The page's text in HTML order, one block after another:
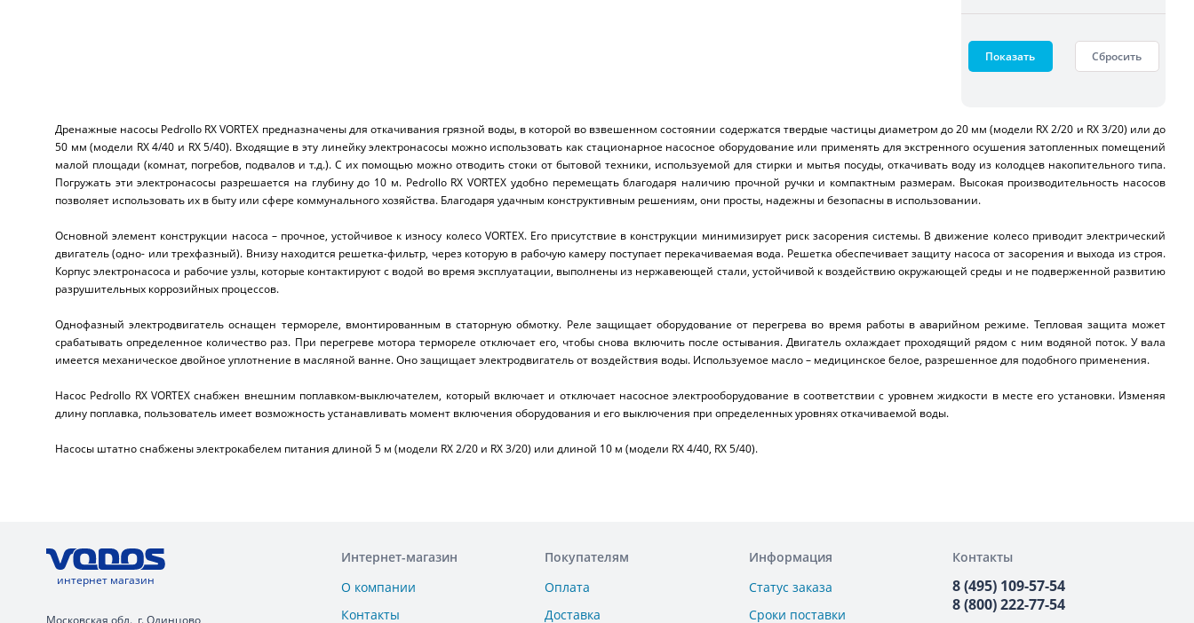
Показать Сбросить
Дренажные насосы Pedrollo RX VORTEX предназначены для откачивания грязной воды, в которой во взвешенном состоянии содержатся твердые частицы диаметром до 20 мм (модели RX 2/20 и RX 3/20) или до
50 мм (модели RX 4/40 и RX 5/40). Входящие в эту линейку электронасосы можно использовать как стационарное насосное оборудование или применять для экстренного осушения затопленных помещений
малой площади (комнат, погребов, подвалов и т.д.). С их помощью можно отводить стоки от бытовой техники, используемой для стирки и мытья посуды, откачивать воду из колодцев накопительного типа.
Погружать эти электронасосы разрешается на глубину до 10 м. Pedrollo RX VORTEX удобно перемещать благодаря наличию прочной ручки и компактным размерам. Высокая производительность насосов
позволяет использовать их в быту или сфере коммунального хозяйства. Благодаря удачным конструктивным решениям, они просты, надежны и безопасны в использовании.
Основной элемент конструкции насоса – прочное, устойчивое к износу колесо VORTEX. Его присутствие в конструкции минимизирует риск засорения системы. В движение колесо приводит электрический
двигатель (одно- или трехфазный). Внизу находится решетка-фильтр, через которую в рабочую камеру поступает перекачиваемая вода. Решетка обеспечивает защиту насоса от засорения и выхода из строя.
Корпус электронасоса и рабочие узлы, которые контактируют с водой во время эксплуатации, выполнены из нержавеющей стали, устойчивой к воздействию окружающей среды и не подверженной развитию
разрушительных коррозийных процессов.
Однофазный электродвигатель оснащен термореле, вмонтированным в статорную обмотку. Реле защищает оборудование от перегрева во время работы в аварийном режиме. Тепловая защита может
срабатывать определенное количество раз. При перегреве мотора термореле отключает его, чтобы снова включить после остывания. Двигатель охлаждает проходящий рядом с ним водяной поток. У вала
имеется механическое двойное уплотнение в масляной ванне. Оно защищает электродвигатель от воздействия воды. Используемое масло – медицинское белое, разрешенное для подобного применения.
Насос Pedrollo RX VORTEX снабжен внешним поплавком-выключателем, который включает и отключает насосное электрооборудование в соответствии с уровнем жидкости в месте его установки. Изменяя
длину поплавка, пользователь имеет возможность устанавливать момент включения оборудования и его выключения при определенных уровнях откачиваемой воды.
Насосы штатно снабжены электрокабелем питания длиной 5 м (модели RX 2/20 и RX 3/20) или длиной 10 м (модели RX 4/40, RX 5/40).
интернет магазин
Московская обл., г. Одинцово,
Интернет-магазин
О компании
Контакты
Покупателям
Оплата
Доставка
Информация
Статус заказа
Сроки поставки
Контакты
8 (495) 109-57-54
8 (800) 222-77-54